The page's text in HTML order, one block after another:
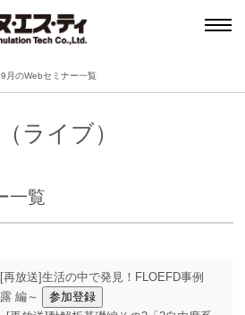
9月のWebセミナー一覧
ライブ）
一覧
再放送]生活の中で発見！FLOEFD事例
編～
参加登録